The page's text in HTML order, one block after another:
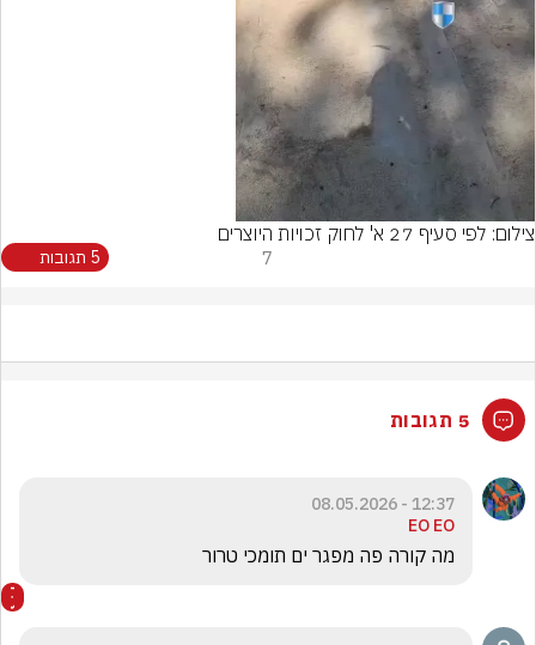
Video
צילום: לפי סעיף 27 א' לחוק זכויות היוצרים
7 5 תגובות
5 תגובות
12:37 - 08.05.2026
EO EO
מה קורה פה מפגר ים תומכי טרור